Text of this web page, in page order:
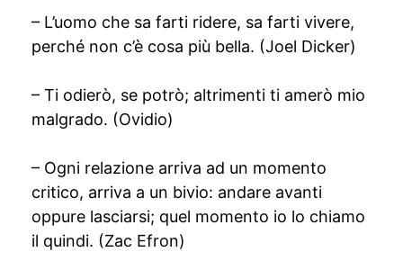
– L’uomo che sa farti ridere, sa farti vivere,
perché non c’è cosa più bella. (Joel Dicker)
– Ti odierò, se potrò; altrimenti ti amerò mio
malgrado. (Ovidio)
– Ogni relazione arriva ad un momento
critico, arriva a un bivio: andare avanti
oppure lasciarsi; quel momento io lo chiamo
il quindi. (Zac Efron)